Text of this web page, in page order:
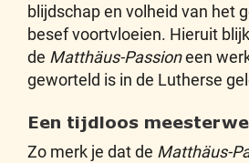
blijdschap en volheid van het
besef voortvloeien. Hieruit
de Matthäus-Passioneen
geworteld is in de Lutherse
Een tijdloos
Zo merk je dat de Matthäus-